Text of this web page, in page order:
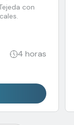
con
4 horas